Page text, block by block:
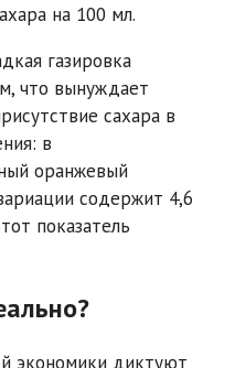
на 100 мл.
газировка
что вынуждает
сахара в
в
оранжевый
содержит 4,6
показатель
экономики диктуют